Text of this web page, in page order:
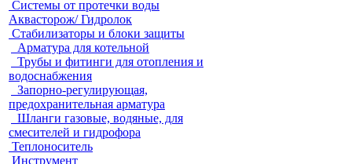
Системы от протечки воды
Аквасторож/ Гидролок
Стабилизаторы и блоки защиты
Арматура для котельной
Трубы и фитинги для отопления и
водоснабжения
Запорно-регулирующая,
предохранительная арматура
Шланги газовые, водяные, для
смесителей и гидрофора
Теплоноситель
Инструмент